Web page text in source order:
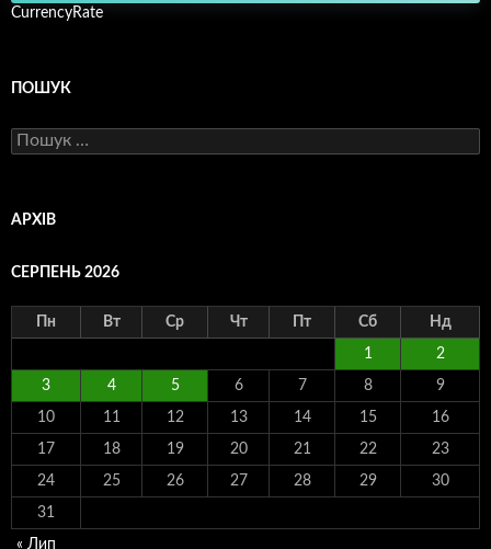
CurrencyRate
ПОШУК
Пошук:
АРХІВ
СЕРПЕНЬ 2026
Пн Вт Ср Чт Пт Сб Нд
1 2
3 4 5 6 7 8 9
10 11 12 13 14 15 16
17 18 19 20 21 22 23
24 25 26 27 28 29 30
31
« Лип